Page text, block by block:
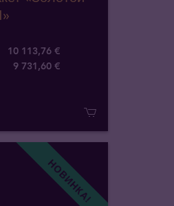
10 113,76 €
9 731,60 €
НОВИНКА!